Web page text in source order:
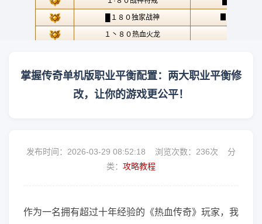
掌握传奇单机版职业平衡配置：两大职业平衡修
改，让你的游戏更公平！
发布时间：2026-03-29 08:52:18 浏览次数： 236次 分
类： 攻略教程
作为一名拥有超过十年经验的《热血传奇》玩家，我